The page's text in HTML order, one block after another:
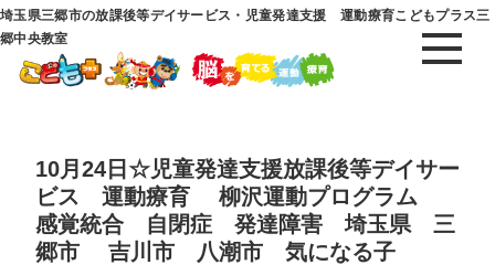
埼玉県三郷市の放課後等デイサービス・児童発達支援 運動療育こどもプラス三
郷中央教室
10月24日☆児童発達支援放課後等デイサー
ビス 運動療育 柳沢運動プログラム
感覚統合 自閉症 発達障害 埼玉県 三
郷市 吉川市 八潮市 気になる子